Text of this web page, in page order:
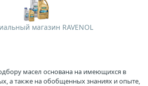
магазин RAVENOL
масел основана на имеющихся в
а также на обобщенных знаниях и опыте,